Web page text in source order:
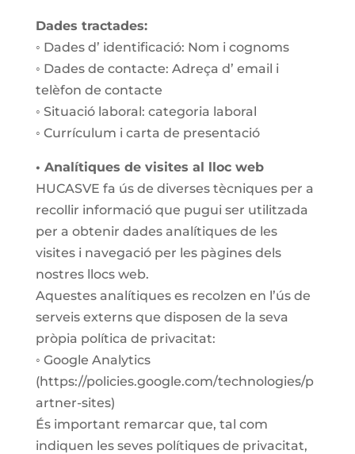
Dades tractades:
◦ Dades d’ identificació: Nom i cognoms
◦ Dades de contacte: Adreça d’ email i
telèfon de contacte
◦ Situació laboral: categoria laboral
◦ Currículum i carta de presentació
• Analítiques de visites al lloc web
HUCASVE fa ús de diverses tècniques per a
recollir informació que pugui ser utilitzada
per a obtenir dades analítiques de les
visites i navegació per les pàgines dels
nostres llocs web.
Aquestes analítiques es recolzen en l’ús de
serveis externs que disposen de la seva
pròpia política de privacitat:
◦ Google Analytics
(https://policies.google.com/technologies/p
artner-sites)
És important remarcar que, tal com
indiquen les seves polítiques de privacitat,